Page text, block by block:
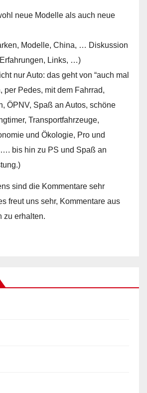
neue Modelle als auch neue
Modelle, China, … Diskussion
Links, …)
nur Auto: das geht von “auch mal
per Pedes, mit dem Fahrrad,
ÖPNV, Spaß an Autos, schöne
Transportfahrzeuge,
und Ökologie, Pro und
bis hin zu PS und Spaß an
sind die Kommentare sehr
freut uns sehr, Kommentare aus
zu erhalten.